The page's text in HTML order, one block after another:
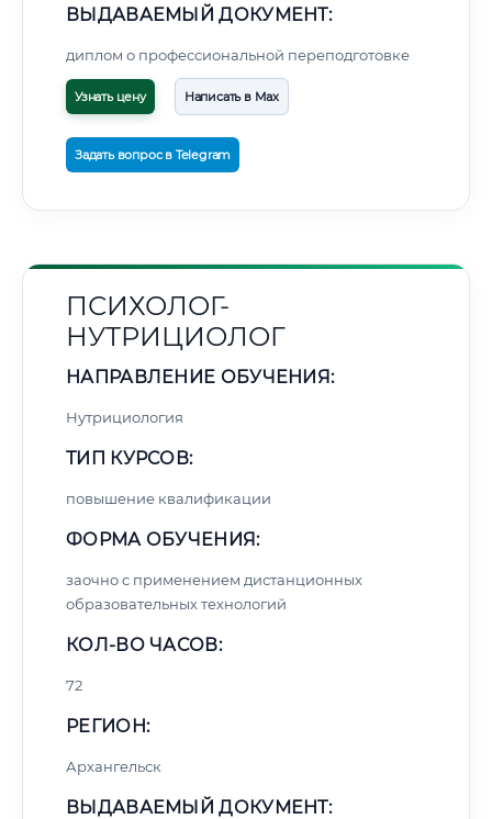
ВЫДАВАЕМЫЙ ДОКУМЕНТ:
диплом о профессиональной переподготовке
Узнать цену Написать в Max
Задать вопрос в Telegram
ПСИХОЛОГ-
НУТРИЦИОЛОГ
НАПРАВЛЕНИЕ ОБУЧЕНИЯ:
Нутрициология
ТИП КУРСОВ:
повышение квалификации
ФОРМА ОБУЧЕНИЯ:
заочно с применением дистанционных
образовательных технологий
КОЛ-ВО ЧАСОВ:
72
РЕГИОН:
Архангельск
ВЫДАВАЕМЫЙ ДОКУМЕНТ: